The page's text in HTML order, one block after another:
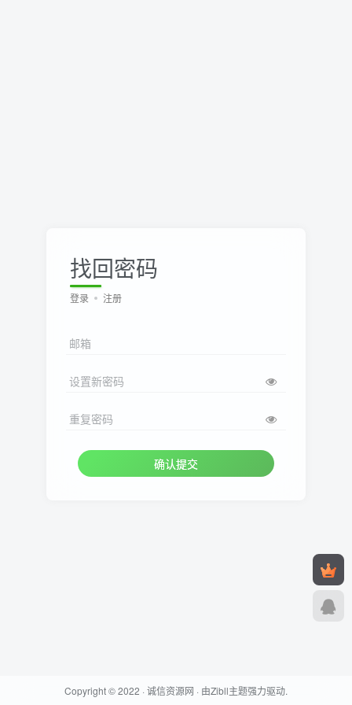
找回密码
登录 注册
邮箱
设置新密码
重复密码
确认提交
Copyright © 2022 · 诚信资源网 · 由Zibll主题强力驱动.